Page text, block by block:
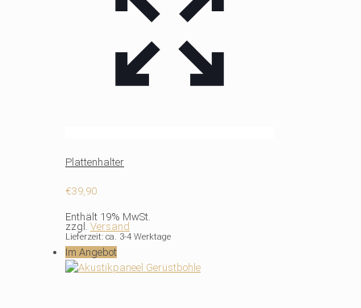
Plattenhalter
€39,90
Enthält 19% MwSt.
zzgl. Versand
Lieferzeit: ca. 3-4 Werktage
Im Angebot